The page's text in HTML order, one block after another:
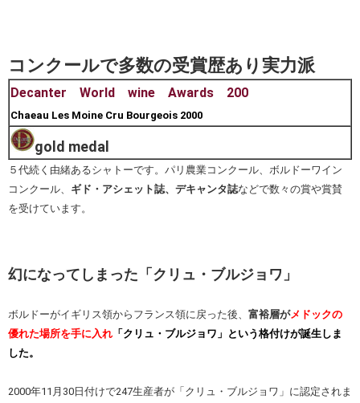
コンクールで多数の受賞歴あり実力派
Decanter World wine Awards 200
Chaeau Les Moine Cru Bourgeois 2000
gold medal
５代続く由緒あるシャトーです。パリ農業コンクール、ボルドーワイン
コンクール、 ギド・アシェット誌、デキャンタ誌などで数々の賞や賞賛
を受けています。
幻になってしまった「クリュ・ブルジョワ」
ボルドーがイギリス領からフランス領に戻った後、 富裕層がメドックの
優れた場所を手に入れ 「クリュ・ブルジョワ」という格付けが誕生しま
した。
2000年11月30日付けで247生産者が「クリュ・ブルジョワ」に認定されま